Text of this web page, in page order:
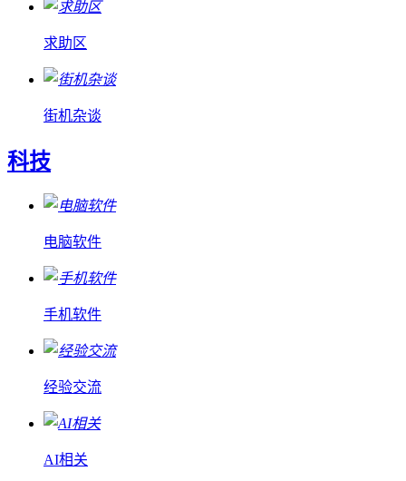
求助区
街机杂谈
科技
电脑软件
手机软件
经验交流
AI相关